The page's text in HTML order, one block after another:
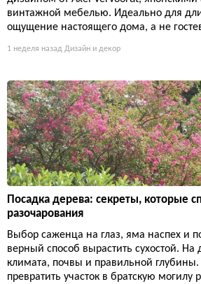
винтажной мебелью. Идеально для
ощущение настоящего дома, а не
1 неделя назад Дизайн и декор
Посадка дерева: секреты, которые
разочарования
Выбор саженца на глаз, яма наспех и
верный способ вырастить сухостой. На
климата, почвы и правильной
превратить участок в братскую могилу